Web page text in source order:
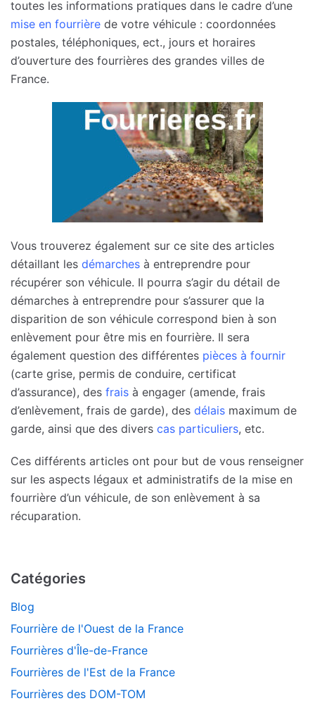
toutes les informations pratiques dans le cadre d’une
mise en fourrière de votre véhicule : coordonnées
postales, téléphoniques, ect., jours et horaires
d’ouverture des fourrières des grandes villes de
France.
Vous trouverez également sur ce site des articles
détaillant les démarches à entreprendre pour
récupérer son véhicule. Il pourra s’agir du détail de
démarches à entreprendre pour s’assurer que la
disparition de son véhicule correspond bien à son
enlèvement pour être mis en fourrière. Il sera
également question des différentes pièces à fournir
(carte grise, permis de conduire, certificat
d’assurance), des frais à engager (amende, frais
d’enlèvement, frais de garde), des délais maximum de
garde, ainsi que des divers cas particuliers, etc.
Ces différents articles ont pour but de vous renseigner
sur les aspects légaux et administratifs de la mise en
fourrière d’un véhicule, de son enlèvement à sa
récuparation.
Catégories
Blog
Fourrière de l'Ouest de la France
Fourrières d'Île-de-France
Fourrières de l'Est de la France
Fourrières des DOM-TOM